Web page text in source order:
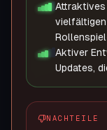
Aktiver
Updates,
NACHTEILE